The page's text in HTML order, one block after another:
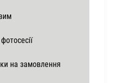
на замовлення